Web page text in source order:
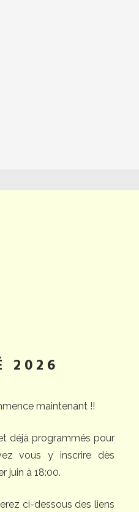
2026
maintenant !!
déjà programmés pour
vous y inscrire dès
juin à 18:00.
ci-dessous des liens